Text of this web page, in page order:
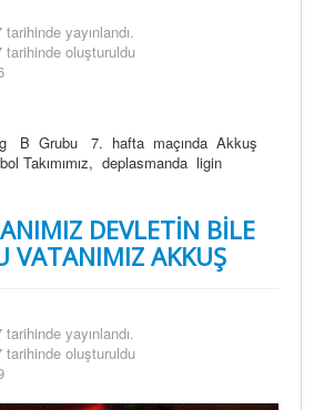
yayınlandı.
tarihinde oluşturuldu
B Grubu 7. hafta maçında Akkuş
Takımımız, deplasmanda ligin
DEVLETİN BİLE
VATANIMIZ AKKUŞ
yayınlandı.
tarihinde oluşturuldu